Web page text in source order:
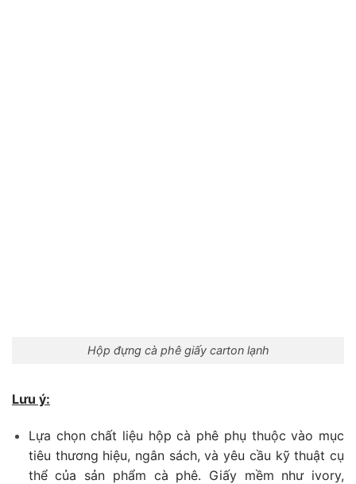
Hộp đựng cà phê giấy carton lạnh
Lưu ý:
Lựa chọn chất liệu hộp cà phê phụ thuộc vào mục
tiêu thương hiệu, ngân sách, và yêu cầu kỹ thuật cụ
thể của sản phẩm cà phê. Giấy mềm như ivory,